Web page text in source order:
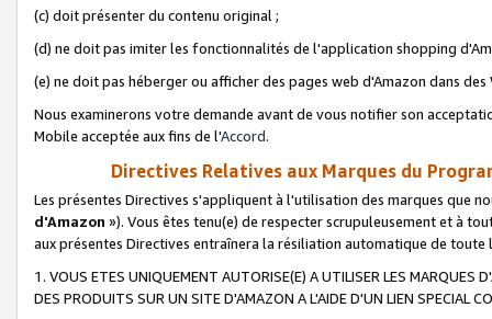
(c) doit présenter du contenu original ;
(d) ne doit pas imiter les fonctionnalités de l'application shopping
(e) ne doit pas héberger ou afficher des pages web d'Amazon dans
Nous examinerons votre demande avant de vous notifier son
Mobile acceptée aux fins de l'Accord.
Directives Relatives aux Marques du
Les présentes Directives s'appliquent à l'utilisation des marques que
d'Amazon »). Vous êtes tenu(e) de respecter scrupuleusement et à
aux présentes Directives entraînera la résiliation automatique de
1. VOUS ETES UNIQUEMENT AUTORISE(E) A UTILISER LES MARQUES
DES PRODUITS SUR UN SITE D'AMAZON A L'AIDE D'UN LIEN SPECIAL